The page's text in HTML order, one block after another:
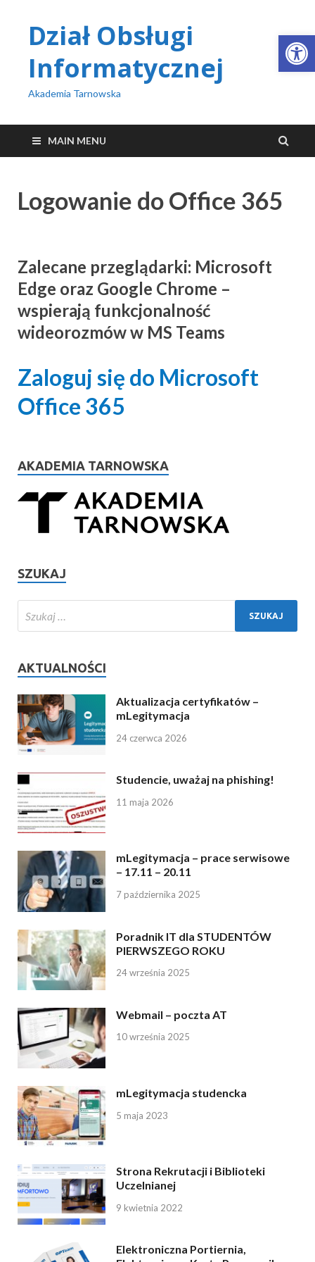
Dział Obsługi
Informatycznej
Akademia Tarnowska
MAIN MENU
Logowanie do Office 365
Zalecane przeglądarki: Microsoft
Edge oraz Google Chrome –
wspierają funkcjonalność
wideorozmów w MS Teams
Zaloguj się do Microsoft
Office 365
AKADEMIA TARNOWSKA
SZUKAJ
AKTUALNOŚCI
Aktualizacja certyfikatów –
mLegitymacja
24 czerwca 2026
Studencie, uważaj na phishing!
11 maja 2026
mLegitymacja – prace serwisowe
– 17.11 – 20.11
7 października 2025
Poradnik IT dla STUDENTÓW
PIERWSZEGO ROKU
24 września 2025
Webmail – poczta AT
10 września 2025
mLegitymacja studencka
5 maja 2023
Strona Rekrutacji i Biblioteki
Uczelnianej
9 kwietnia 2022
Elektroniczna Portiernia,